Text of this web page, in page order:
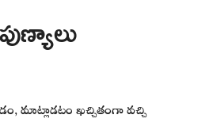
మాట్లాడటం ఖచ్చితంగా వచ్చి